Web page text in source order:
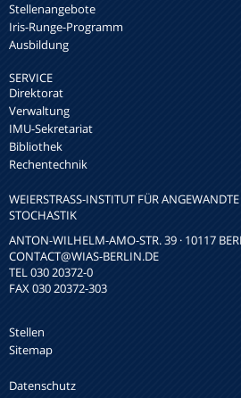
Stellenangebote
Iris-Runge-Programm
Ausbildung
SERVICE
Direktorat
Verwaltung
IMU-Sekretariat
Bibliothek
Rechentechnik
WEIERSTRASS-INSTITUT FÜR ANGEWANDTE
TOCHASTIK
ANTON-WILHELM-AMO-STR. 39 · 10117
CONTACT@WIAS-BERLIN.DE
TEL 030 20372-0
FAX 030 20372-303
Stellen
Sitemap
Datenschutz